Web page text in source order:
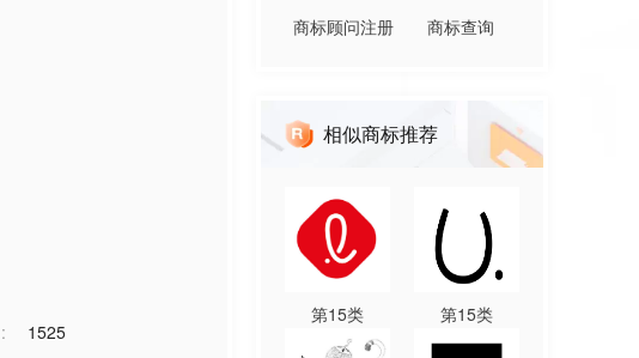
1525
商标顾问注册
商标查询
相似商标推荐
第15类 第15类